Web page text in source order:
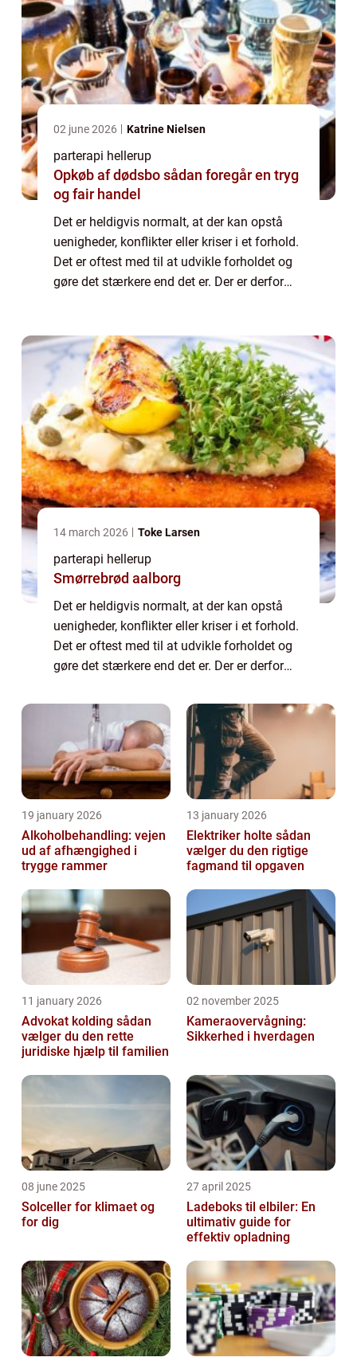
02 june 2026 Katrine Nielsen
parterapi hellerup
Opkøb af dødsbo sådan foregår en tryg
og fair handel
Det er heldigvis normalt, at der kan opstå
uenigheder, konflikter eller kriser i et forhold.
Det er oftest med til at udvikle forholdet og
gøre det stærkere end det er. Der er derfor
14 march 2026 Toke Larsen
parterapi hellerup
Smørrebrød aalborg
Det er heldigvis normalt, at der kan opstå
uenigheder, konflikter eller kriser i et forhold.
Det er oftest med til at udvikle forholdet og
gøre det stærkere end det er. Der er derfor
situationen, hvis I blandt an...
19 january 2026
Alkoholbehandling: vejen
ud af afhængighed i
trygge rammer
13 january 2026
Elektriker holte sådan
vælger du den rigtige
fagmand til opgaven
11 january 2026
Advokat kolding sådan
vælger du den rette
juridiske hjælp til familien
02 november 2025
Kameraovervågning:
Sikkerhed i hverdagen
08 june 2025
Solceller for klimaet og
for dig
27 april 2025
Ladeboks til elbiler: En
ultimativ guide for
effektiv opladning